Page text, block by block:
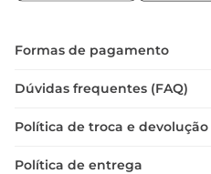
Formas de pagamento
Dúvidas frequentes (FAQ)
Política de troca e devolução
Política de entrega